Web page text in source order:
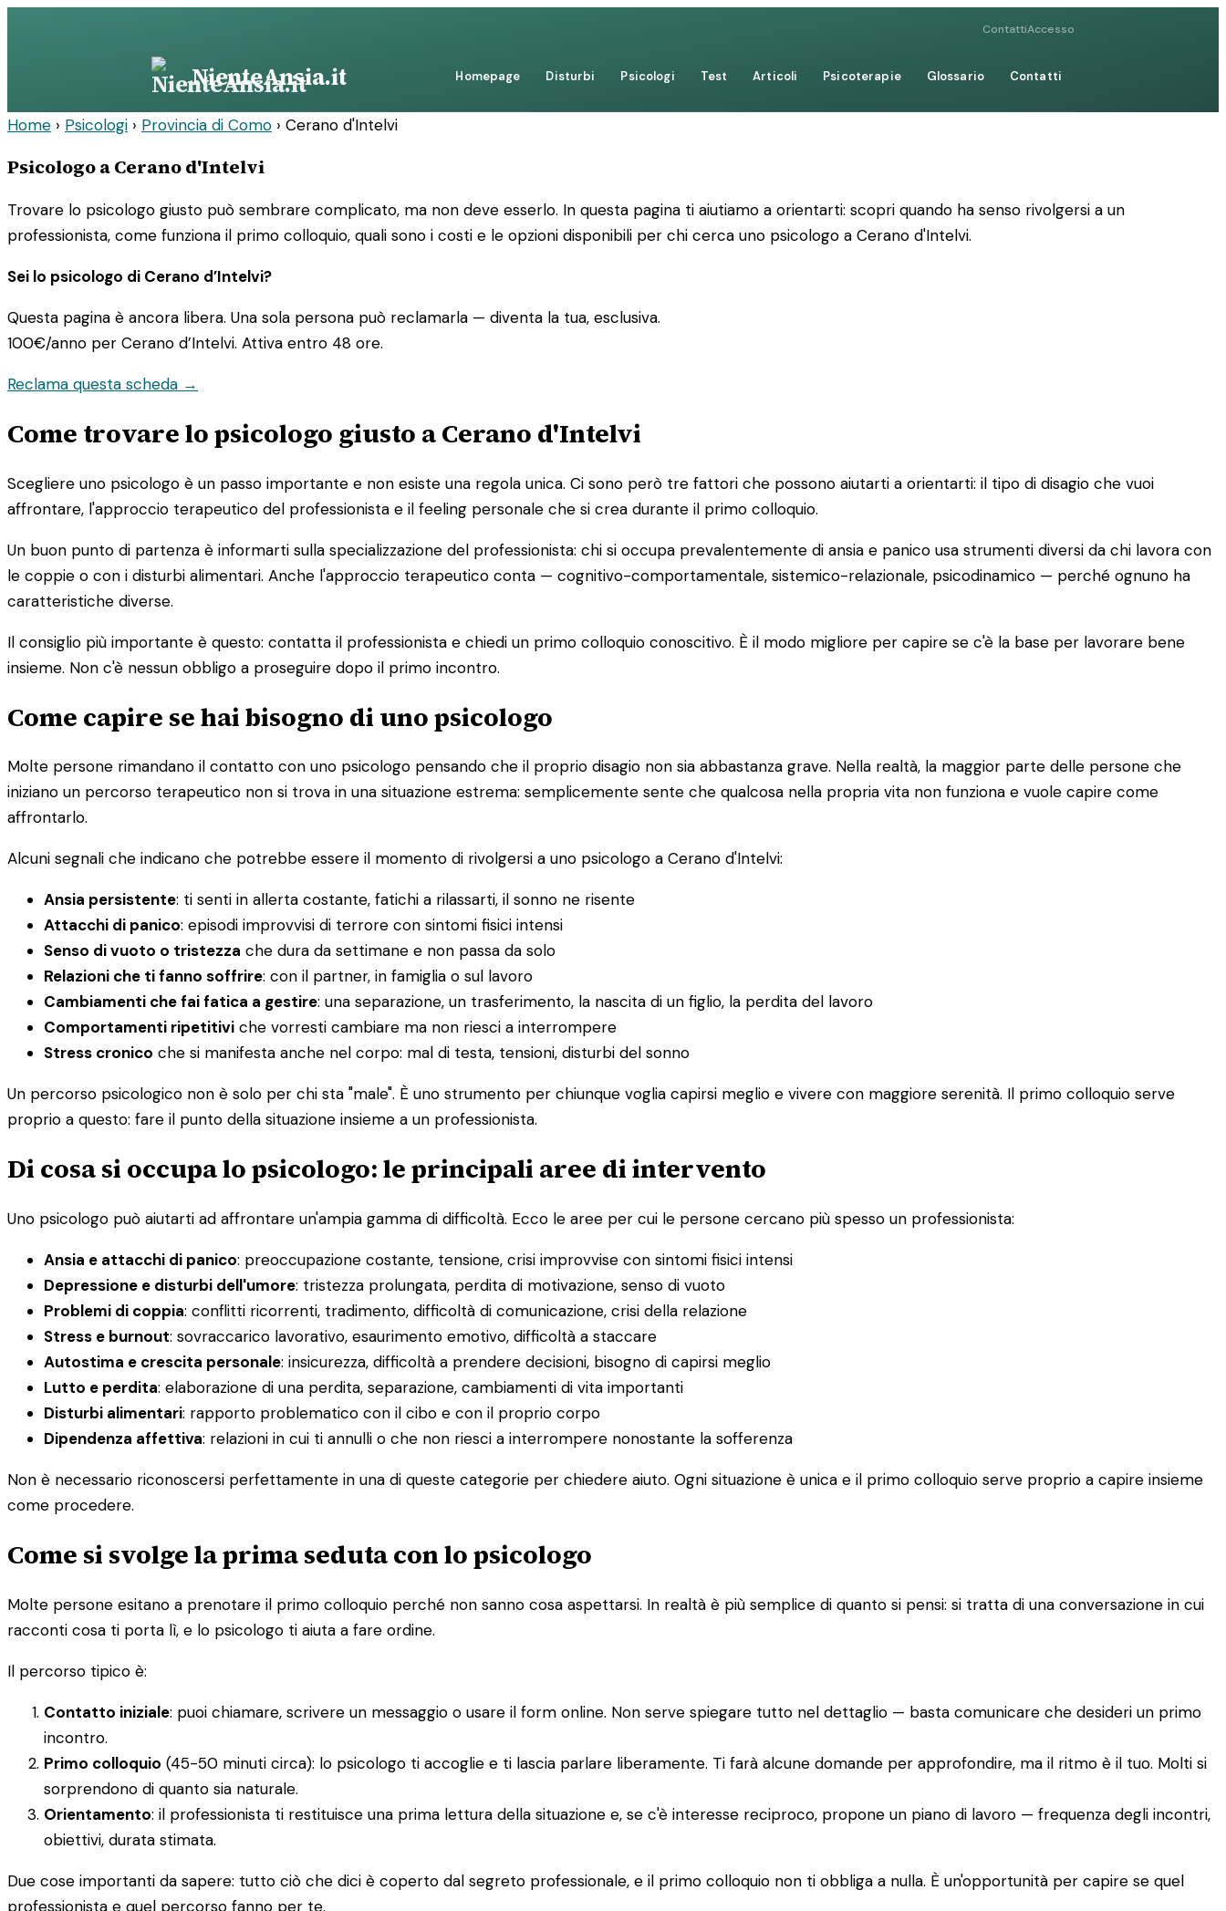
ContattiAccesso
NienteAnsia.it Homepage Disturbi Psicologi Test Articoli Psicoterapie Glossario Contatti
Home › Psicologi › Provincia di Como › Cerano d'Intelvi
Psicologo a Cerano d'Intelvi
Trovare lo psicologo giusto può sembrare complicato, ma non deve esserlo. In questa pagina ti aiutiamo a orientarti: scopri quando ha senso rivolgersi a un
professionista, come funziona il primo colloquio, quali sono i costi e le opzioni disponibili per chi cerca uno psicologo a Cerano d'Intelvi.
Sei lo psicologo di Cerano d’Intelvi?
Questa pagina è ancora libera. Una sola persona può reclamarla — diventa la tua, esclusiva.
100€/anno per Cerano d’Intelvi. Attiva entro 48 ore.
Reclama questa scheda →
Come trovare lo psicologo giusto a Cerano d'Intelvi
Scegliere uno psicologo è un passo importante e non esiste una regola unica. Ci sono però tre fattori che possono aiutarti a orientarti: il tipo di disagio che vuoi
affrontare, l'approccio terapeutico del professionista e il feeling personale che si crea durante il primo colloquio.
Un buon punto di partenza è informarti sulla specializzazione del professionista: chi si occupa prevalentemente di ansia e panico usa strumenti diversi da chi lavora con
le coppie o con i disturbi alimentari. Anche l'approccio terapeutico conta — cognitivo-comportamentale, sistemico-relazionale, psicodinamico — perché ognuno ha
caratteristiche diverse.
Il consiglio più importante è questo: contatta il professionista e chiedi un primo colloquio conoscitivo. È il modo migliore per capire se c'è la base per lavorare bene
insieme. Non c'è nessun obbligo a proseguire dopo il primo incontro.
Come capire se hai bisogno di uno psicologo
Molte persone rimandano il contatto con uno psicologo pensando che il proprio disagio non sia abbastanza grave. Nella realtà, la maggior parte delle persone che
iniziano un percorso terapeutico non si trova in una situazione estrema: semplicemente sente che qualcosa nella propria vita non funziona e vuole capire come
affrontarlo.
Alcuni segnali che indicano che potrebbe essere il momento di rivolgersi a uno psicologo a Cerano d'Intelvi:
Ansia persistente: ti senti in allerta costante, fatichi a rilassarti, il sonno ne risente
Attacchi di panico: episodi improvvisi di terrore con sintomi fisici intensi
Senso di vuoto o tristezza che dura da settimane e non passa da solo
Relazioni che ti fanno soffrire: con il partner, in famiglia o sul lavoro
Cambiamenti che fai fatica a gestire: una separazione, un trasferimento, la nascita di un figlio, la perdita del lavoro
Comportamenti ripetitivi che vorresti cambiare ma non riesci a interrompere
Stress cronico che si manifesta anche nel corpo: mal di testa, tensioni, disturbi del sonno
Un percorso psicologico non è solo per chi sta "male". È uno strumento per chiunque voglia capirsi meglio e vivere con maggiore serenità. Il primo colloquio serve
proprio a questo: fare il punto della situazione insieme a un professionista.
Di cosa si occupa lo psicologo: le principali aree di intervento
Uno psicologo può aiutarti ad affrontare un'ampia gamma di difficoltà. Ecco le aree per cui le persone cercano più spesso un professionista:
Ansia e attacchi di panico: preoccupazione costante, tensione, crisi improvvise con sintomi fisici intensi
Depressione e disturbi dell'umore: tristezza prolungata, perdita di motivazione, senso di vuoto
Problemi di coppia: conflitti ricorrenti, tradimento, difficoltà di comunicazione, crisi della relazione
Stress e burnout: sovraccarico lavorativo, esaurimento emotivo, difficoltà a staccare
Autostima e crescita personale: insicurezza, difficoltà a prendere decisioni, bisogno di capirsi meglio
Lutto e perdita: elaborazione di una perdita, separazione, cambiamenti di vita importanti
Disturbi alimentari: rapporto problematico con il cibo e con il proprio corpo
Dipendenza affettiva: relazioni in cui ti annulli o che non riesci a interrompere nonostante la sofferenza
Non è necessario riconoscersi perfettamente in una di queste categorie per chiedere aiuto. Ogni situazione è unica e il primo colloquio serve proprio a capire insieme
come procedere.
Come si svolge la prima seduta con lo psicologo
Molte persone esitano a prenotare il primo colloquio perché non sanno cosa aspettarsi. In realtà è più semplice di quanto si pensi: si tratta di una conversazione in cui
racconti cosa ti porta lì, e lo psicologo ti aiuta a fare ordine.
Il percorso tipico è:
Contatto iniziale: puoi chiamare, scrivere un messaggio o usare il form online. Non serve spiegare tutto nel dettaglio — basta comunicare che desideri un primo
incontro.
Primo colloquio (45-50 minuti circa): lo psicologo ti accoglie e ti lascia parlare liberamente. Ti farà alcune domande per approfondire, ma il ritmo è il tuo. Molti si
sorprendono di quanto sia naturale.
Orientamento: il professionista ti restituisce una prima lettura della situazione e, se c'è interesse reciproco, propone un piano di lavoro — frequenza degli incontri,
obiettivi, durata stimata.
Due cose importanti da sapere: tutto ciò che dici è coperto dal segreto professionale, e il primo colloquio non ti obbliga a nulla. È un'opportunità per capire se quel
professionista e quel percorso fanno per te.